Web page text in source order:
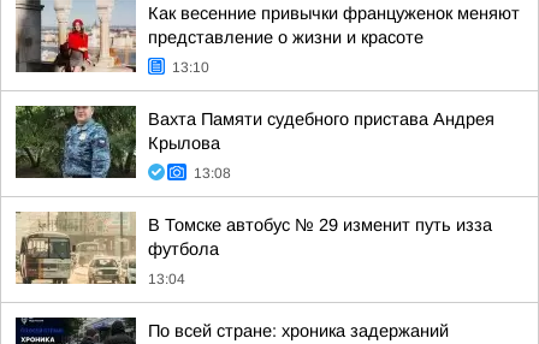
Как весенние привычки француженок меняют
представление о жизни и красоте
13:10
Вахта Памяти судебного пристава Андрея
Крылова
13:08
В Томске автобус № 29 изменит путь изза
футбола
13:04
По всей стране: хроника задержаний